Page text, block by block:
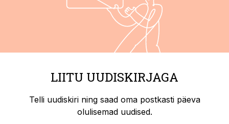
LIITU UUDISKIRJAGA
Telli uudiskiri ning saad oma postkasti päeva
olulisemad uudised.